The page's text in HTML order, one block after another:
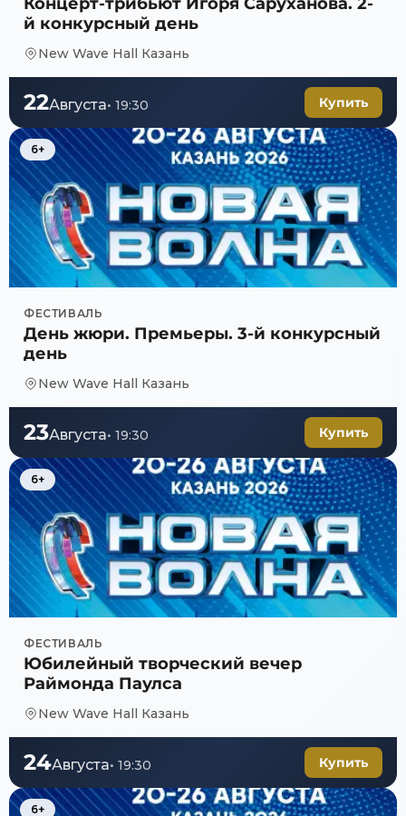
й конкурсный день
New Wave Hall Казань
22Августа• 19:30 Купить
6+
ФЕСТИВАЛЬ
День жюри. Премьеры. 3-й конкурсный
день
New Wave Hall Казань
23Августа• 19:30 Купить
6+
ФЕСТИВАЛЬ
Юбилейный творческий вечер
Раймонда Паулса
New Wave Hall Казань
24Августа• 19:30 Купить
6+
Торжественное
Концерт-трибьют Игоря
Торжественное